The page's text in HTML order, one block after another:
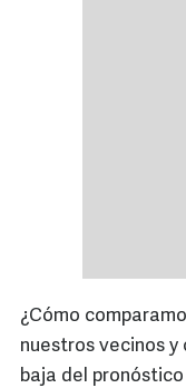
¿Cómo
nuestros vecinos y
baja del